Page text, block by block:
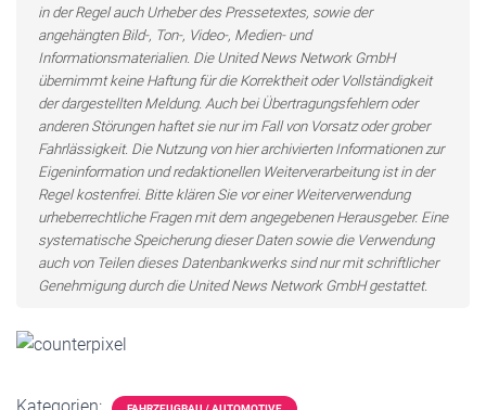
in der Regel auch Urheber des Pressetextes, sowie der
angehängten Bild-, Ton-, Video-, Medien- und
Informationsmaterialien. Die United News Network GmbH
übernimmt keine Haftung für die Korrektheit oder Vollständigkeit
der dargestellten Meldung. Auch bei Übertragungsfehlern oder
anderen Störungen haftet sie nur im Fall von Vorsatz oder grober
Fahrlässigkeit. Die Nutzung von hier archivierten Informationen zur
Eigeninformation und redaktionellen Weiterverarbeitung ist in der
Regel kostenfrei. Bitte klären Sie vor einer Weiterverwendung
urheberrechtliche Fragen mit dem angegebenen Herausgeber. Eine
systematische Speicherung dieser Daten sowie die Verwendung
auch von Teilen dieses Datenbankwerks sind nur mit schriftlicher
Genehmigung durch die United News Network GmbH gestattet.